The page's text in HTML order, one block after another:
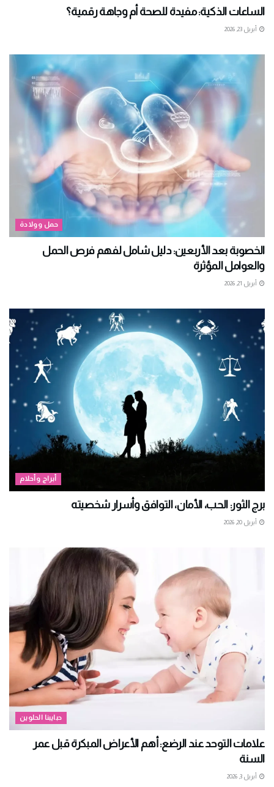
الساعات الذكية: مفيدة للصحة أم وجاهة رقمية؟
أبريل 23, 2026
حمل وولادة
الخصوبة بعد الأربعين: دليل شامل لفهم فرص الحمل
والعوامل المؤثرة
أبريل 21, 2026
أبراج وأحلام
برج الثور: الحب، الأمان، التوافق وأسرار شخصيته
أبريل 20, 2026
حبايبنا الحلوين
علامات التوحد عند الرضع: أهم الأعراض المبكرة قبل عمر
السنة
أبريل 3, 2026